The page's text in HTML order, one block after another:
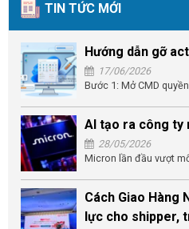
TIN TỨC MỚI
Hướng dẫn gỡ
17/06/2026
Bước 1: Mở CMD
AI tạo ra công ty
28/05/2026
Micron lần đầu vượt
Cách Giao Hàng
lực cho shipper,